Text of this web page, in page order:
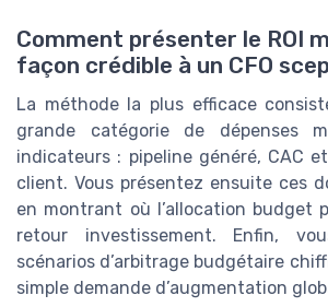
Comment présenter le ROI
façon crédible à un CFO
La méthode la plus efficace
grande catégorie de dépenses
indicateurs : pipeline généré, CAC
client. Vous présentez ensuite ces
en montrant où l’allocation budget
retour investissement. Enfin,
scénarios d’arbitrage budgétaire
simple demande d’augmentation